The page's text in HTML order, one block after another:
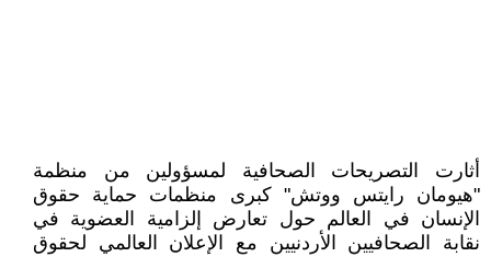
أثارت التصريحات الصحافية لمسؤولين من منظمة
"هيومان رايتس ووتش" كبرى منظمات حماية حقوق
الإنسان في العالم حول تعارض إلزامية العضوية في
نقابة الصحافيين الأردنيين مع الإعلان العالمي لحقوق